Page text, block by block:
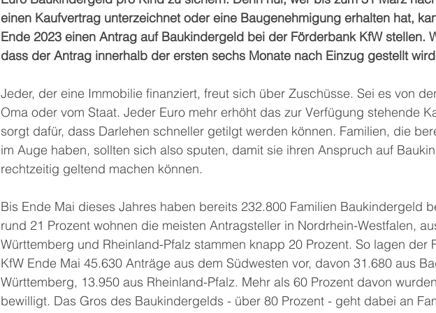
einen Kaufvertrag unterzeichnet oder eine Baugenehmigung erhalten hat,
Ende 2023 einen Antrag auf Baukindergeld bei der Förderbank KfW stellen.
dass der Antrag innerhalb der ersten sechs Monate nach Einzug gestellt
Jeder, der eine Immobilie finanziert, freut sich über Zuschüsse. Sei es von
Oma oder vom Staat. Jeder Euro mehr erhöht das zur Verfügung stehende
sorgt dafür, dass Darlehen schneller getilgt werden können. Familien, die
im Auge haben, sollten sich also sputen, damit sie ihren Anspruch auf
rechtzeitig geltend machen können.
Bis Ende Mai dieses Jahres haben bereits 232.800 Familien Baukindergeld
rund 21 Prozent wohnen die meisten Antragsteller in Nordrhein-Westfalen,
Württemberg und Rheinland-Pfalz stammen knapp 20 Prozent. So lagen der
KfW Ende Mai 45.630 Anträge aus dem Südwesten vor, davon 31.680 aus
Württemberg, 13.950 aus Rheinland-Pfalz. Mehr als 60 Prozent davon
bewilligt. Das Gros des Baukindergelds - über 80 Prozent - geht dabei an